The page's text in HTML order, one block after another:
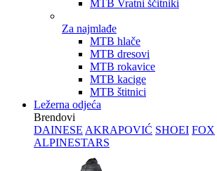
MTB Vratni ščitniki
Za najmlađe
MTB hlače
MTB dresovi
MTB rokavice
MTB kacige
MTB štitnici
Ležerna odjeća
Brendovi
DAINESE AKRAPOVIĆ SHOEI FOX
ALPINESTARS